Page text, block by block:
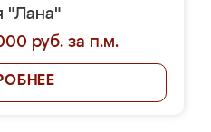
"Лана"
руб. за п.м.